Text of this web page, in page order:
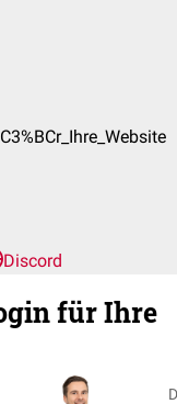
Discord
für Ihre